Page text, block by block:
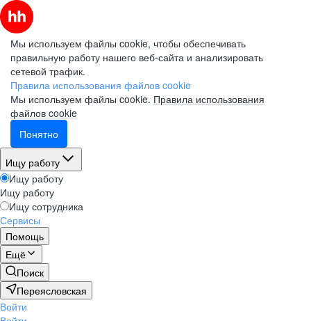
Мы используем файлы cookie, чтобы обеспечивать
правильную работу нашего веб-сайта и анализировать
сетевой трафик.
Правила использования файлов cookie
Мы используем файлы cookie. Правила использования
файлов cookie
Понятно
Ищу работу
Ищу работу
Ищу работу
Ищу сотрудника
Сервисы
Помощь
Ещё
Поиск
Переясловская
Войти